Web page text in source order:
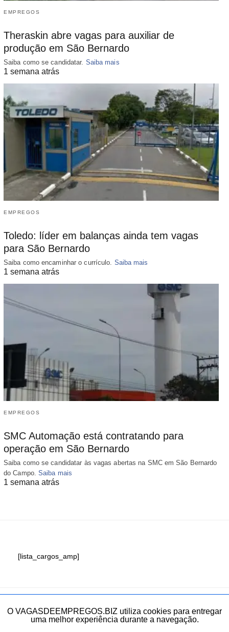
EMPREGOS
Theraskin abre vagas para auxiliar de
produção em São Bernardo
Saiba como se candidatar. Saiba mais
1 semana atrás
EMPREGOS
Toledo: líder em balanças ainda tem vagas
para São Bernardo
Saiba como encaminhar o currículo. Saiba mais
1 semana atrás
EMPREGOS
SMC Automação está contratando para
operação em São Bernardo
Saiba como se candidatar às vagas abertas na SMC em São Bernardo
do Campo. Saiba mais
1 semana atrás
[lista_cargos_amp]
Fale conosco
O VAGASDEEMPREGOS.BIZ utiliza cookies para entregar
uma melhor experiência durante a navegação.